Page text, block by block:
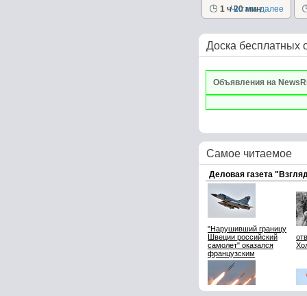
1 ч 20 мин
Читать далее
Доска бесплатных
Объявления на
Самое читаемое